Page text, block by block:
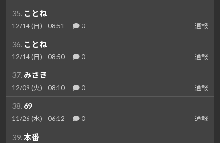
35. ことね
12/14 (日) - 08:51 0 通報
36. ことね
12/14 (日) - 08:50 0 通報
37. みさき
12/09 (火) - 08:10 0 通報
38. 69
11/26 (水) - 06:12 0 通報
39. 本番